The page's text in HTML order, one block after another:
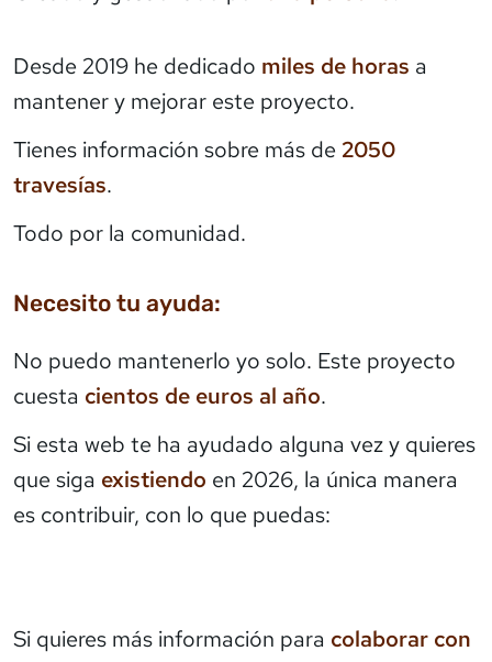
Desde 2019 he dedicado miles de horas a
mantener y mejorar este proyecto.
Tienes información sobre más de 2050
travesías.
Todo por la comunidad.
Necesito tu ayuda:
No puedo mantenerlo yo solo. Este proyecto
cuesta cientos de euros al año.
Si esta web te ha ayudado alguna vez y quieres
que siga existiendo en 2026, la única manera
es contribuir, con lo que puedas:
Si quieres más información para colaborar con